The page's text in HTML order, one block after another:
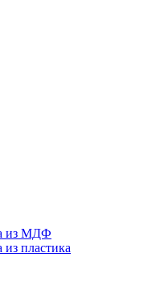
из МДФ
пластика